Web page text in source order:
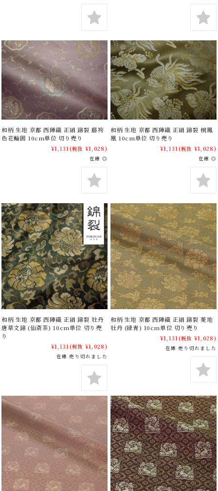
和柄 生地 京都 西陣織 正絹 錦裂 藤袴
色花輪囲 10cm単位 切り売り
¥1,131 (税抜 ¥1,028)
在庫 ◎
和柄 生地 京都 西陣織 正絹 錦裂 桐鳳
凰 10cm単位 切り売り
¥1,131 (税抜 ¥1,028)
在庫 ◎
和柄 生地 京都 西陣織 正絹 錦裂 牡丹
唐草文錦 (仙斎茶) 10cm単位 切り売
り
¥1,131 (税抜 ¥1,028)
在庫 売り切れました
和柄 生地 京都 西陣織 正絹 錦裂 菱地
牡丹 (緑青) 10cm単位 切り売り
¥1,131 (税抜 ¥1,028)
在庫 売り切れました